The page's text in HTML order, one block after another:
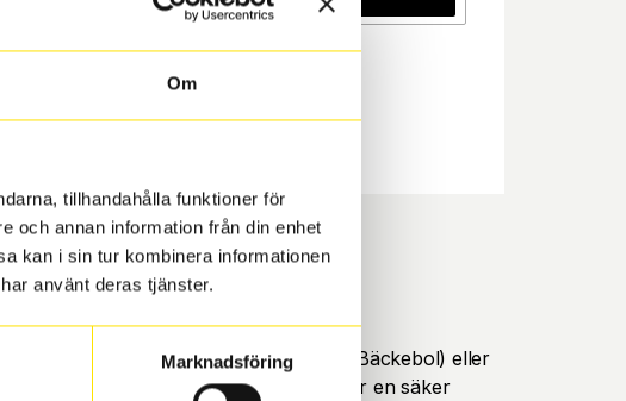
Om
tillhandahålla funktioner för
och annan information från din enhet
kan i sin tur kombinera informationen
använt deras tjänster.
Marknadsföring
i Göteborg. Välj mellan Hisingen (Bäckebol) eller
ser vi till att de uppfyller alla krav för en säker